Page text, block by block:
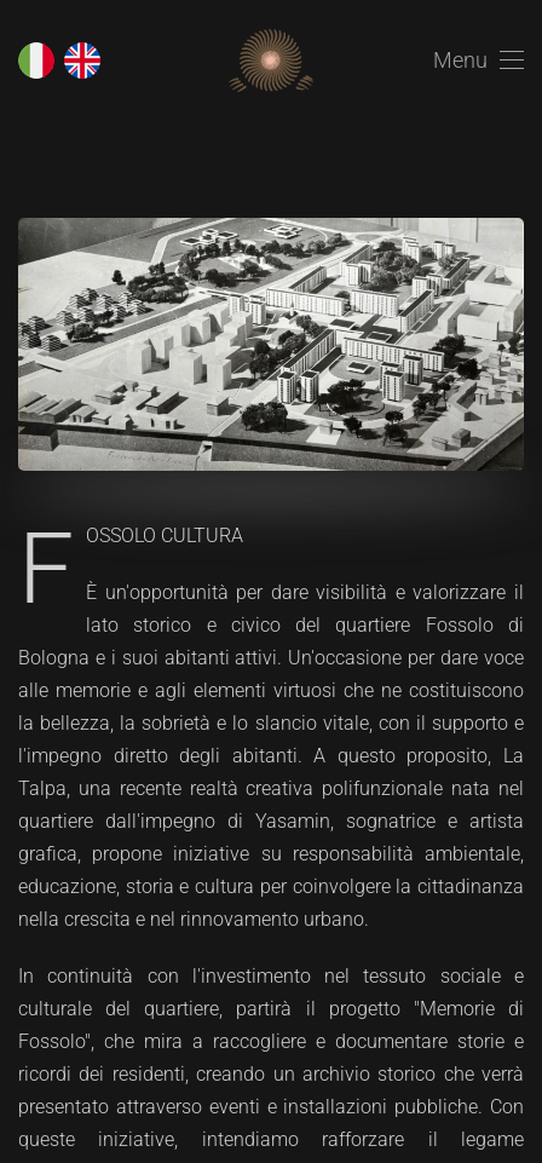
Menu
F OSSOLO CULTURA
È un'opportunità per dare visibilità e valorizzare il
lato storico e civico del quartiere Fossolo di
Bologna e i suoi abitanti attivi. Un'occasione per dare voce
alle memorie e agli elementi virtuosi che ne costituiscono
la bellezza, la sobrietà e lo slancio vitale, con il supporto e
l'impegno diretto degli abitanti. A questo proposito, La
Talpa, una recente realtà creativa polifunzionale nata nel
quartiere dall'impegno di Yasamin, sognatrice e artista
grafica, propone iniziative su responsabilità ambientale,
educazione, storia e cultura per coinvolgere la cittadinanza
nella crescita e nel rinnovamento urbano.
In continuità con l'investimento nel tessuto sociale e
culturale del quartiere, partirà il progetto "Memorie di
Fossolo", che mira a raccogliere e documentare storie e
ricordi dei residenti, creando un archivio storico che verrà
presentato attraverso eventi e installazioni pubbliche. Con
queste iniziative, intendiamo rafforzare il legame